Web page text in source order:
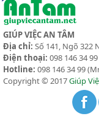
GIÚP VIỆC AN TÂM
Địa chỉ: Số 141, Ngõ 322
Điện thoại: 098 146 34
Hotline: 098 146 34 99
Copyright © 2017Giúp